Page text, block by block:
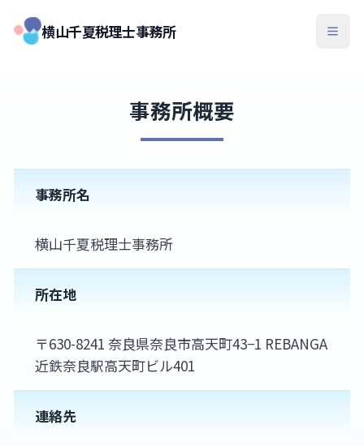
横山千夏税理士事務所
事務所概要
事務所名
横山千夏税理士事務所
所在地
〒630-8241 奈良県奈良市高天町43−1 REBANGA
近鉄奈良駅高天町ビル401
連絡先